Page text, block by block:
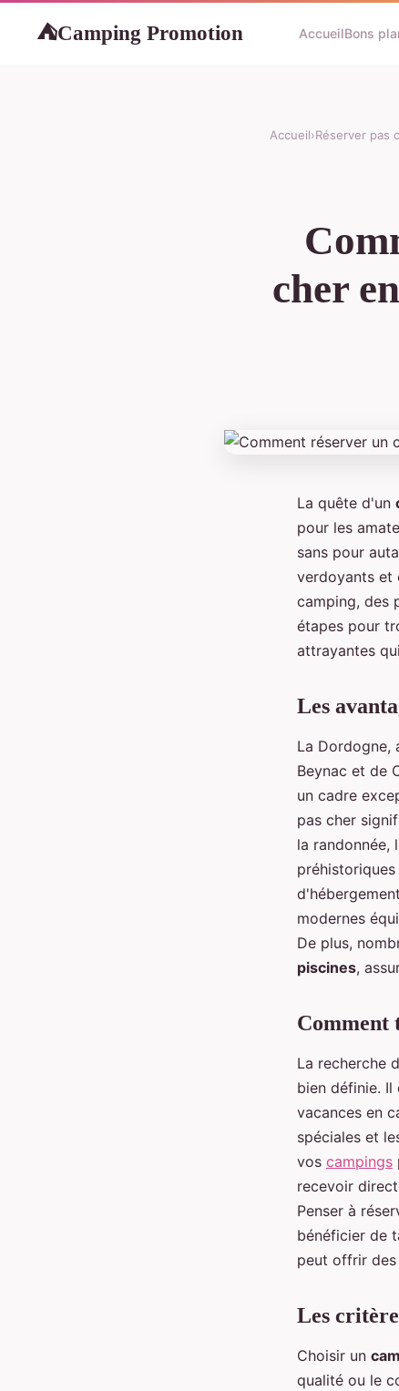
⛺Camping Promotion AccueilBons
Accueil›Réserver pas
cher
La quête d'un
pour les
sans pour
verdoyants et
camping, des
étapes pour
attrayantes
Les
La Dordogne,
Beynac et de
un cadre
pas cher
la randonnée,
modernes
De plus,
piscines,
Comment
La recherche
bien définie. Il
vacances en
spéciales et
vos campings
recevoir
Penser à
bénéficier de
peut offrir
Les
Choisir un
qualité ou le